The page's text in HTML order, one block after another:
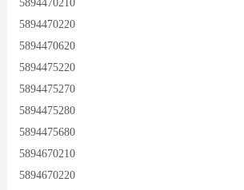
5894470210
5894470220
5894470620
5894475220
5894475270
5894475280
5894475680
5894670210
5894670220